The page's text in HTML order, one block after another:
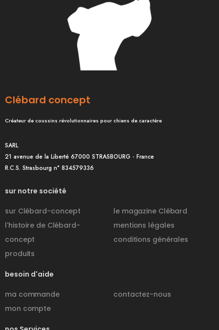
Clébard concept
Créateur de coussins révolutionnaires pour chiens de caractère
SARL
21 avenue de la Liberté 67000 STRASBOURG - France
R.C.S. Strasbourg n° 834579336
sur notre société
sur Clébard-concept
l'histoire de Clébard-
concept
produits
le magazine Clébard
mentions légales
conditions générales
besoin d'aide
ma commande
mon compte
contactez-nous